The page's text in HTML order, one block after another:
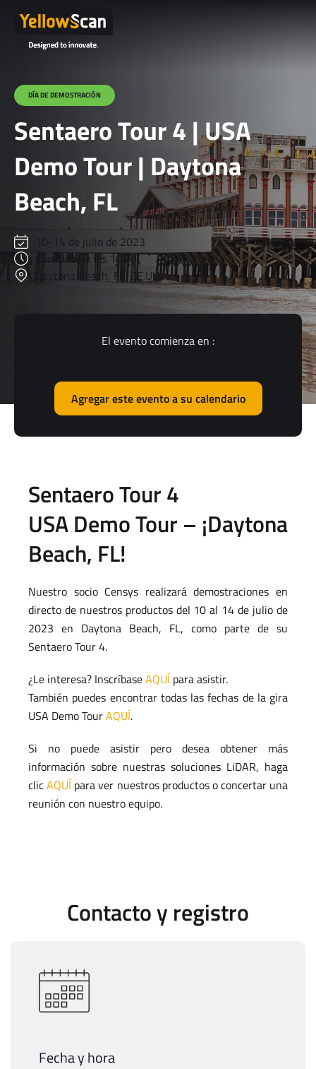
DÍA DE DEMOSTRACIÓN
Sentaero Tour 4 | USA
Demo Tour | Daytona
Beach, FL
10-14 de julio de 2023
Comienza a las 10:00
Daytona Beach, FL, EE.UU.
El evento comienza en :
Agregar este evento a su calendario
Sentaero Tour 4
USA Demo Tour – ¡Daytona
Beach, FL!
Nuestro socio Censys realizará demostraciones en
directo de nuestros productos del 10 al 14 de julio de
2023 en Daytona Beach, FL, como parte de su
Sentaero Tour 4.
¿Le interesa? InscríbaseAQUÍ para asistir.
También puedes encontrar todas las fechas de la gira
USA Demo TourAQUÍ.
Si no puede asistir pero desea obtener más
información sobre nuestras soluciones LiDAR, haga
clicAQUÍ para ver nuestros productos o concertar una
reunión con nuestro equipo.
Contacto y registro
Fecha y hora